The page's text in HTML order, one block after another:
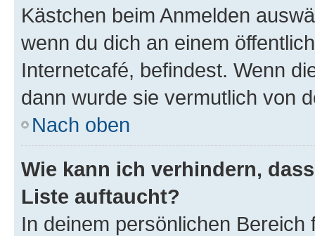
Kästchen beim Anmelden
wenn du dich an einem
Internetcafé, befindest. Wenn
dann wurde sie vermutlich von
Nach oben
Wie kann ich verhindern,
Liste auftaucht?
In deinem persönlichen